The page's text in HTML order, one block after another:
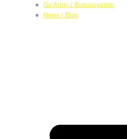
Go Army / Bonussystem
News / Blog